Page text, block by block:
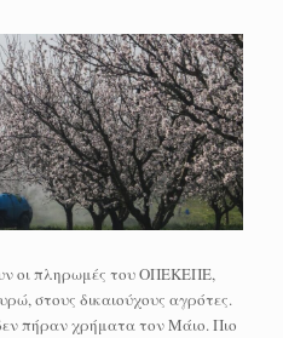
οι πληρωμές του ΟΠΕΚΕΠΕ,
στους δικαιούχους αγρότες.
πήραν χρήματα τον Μάιο. Πιο